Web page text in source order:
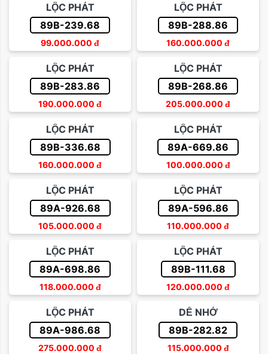
LỘC PHÁT
89B-239.68
99.000.000 đ
LỘC PHÁT
89B-288.86
160.000.000 đ
LỘC PHÁT
89B-283.86
190.000.000 đ
LỘC PHÁT
89B-268.86
205.000.000 đ
LỘC PHÁT
89B-336.68
160.000.000 đ
LỘC PHÁT
89A-669.86
100.000.000 đ
LỘC PHÁT
89A-926.68
105.000.000 đ
LỘC PHÁT
89A-596.86
110.000.000 đ
LỘC PHÁT
89A-698.86
118.000.000 đ
LỘC PHÁT
89B-111.68
120.000.000 đ
LỘC PHÁT
89A-986.68
275.000.000 đ
DỄ NHỚ
89B-282.82
115.000.000 đ